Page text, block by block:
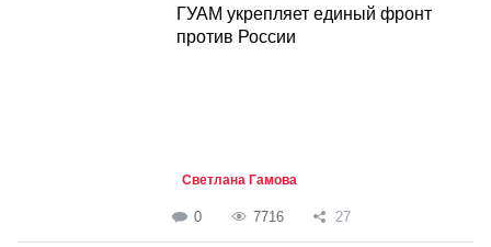
ГУАМ укрепляет единый фронт
против России
Светлана Гамова
0 7716 27